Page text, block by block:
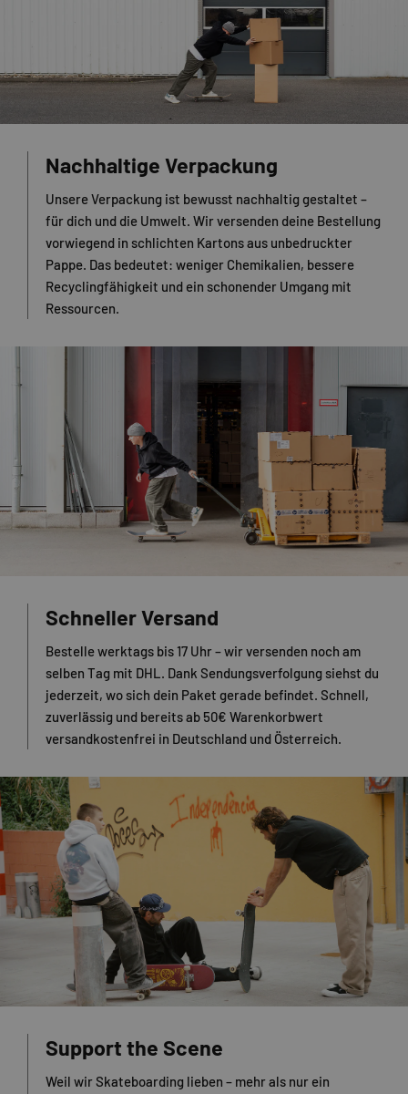
Nachhaltige Verpackung
Unsere Verpackung ist bewusst nachhaltig gestaltet –
für dich und die Umwelt. Wir versenden deine Bestellung
vorwiegend in schlichten Kartons aus unbedruckter
Pappe. Das bedeutet: weniger Chemikalien, bessere
Recyclingfähigkeit und ein schonender Umgang mit
Ressourcen.
Schneller Versand
Bestelle werktags bis 17 Uhr – wir versenden noch am
selben Tag mit DHL. Dank Sendungsverfolgung siehst du
jederzeit, wo sich dein Paket gerade befindet. Schnell,
zuverlässig und bereits ab 50€ Warenkorbwert
versandkostenfrei in Deutschland und Österreich.
Support the Scene
Weil wir Skateboarding lieben – mehr als nur ein